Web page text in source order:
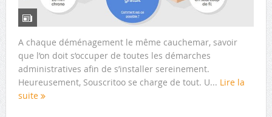
A chaque déménagement le même cauchemar, savoir
que l’on doit s’occuper de toutes les démarches
administratives afin de s’installer sereinement.
Heureusement, Souscritoo se charge de tout. U... Lire la
suite